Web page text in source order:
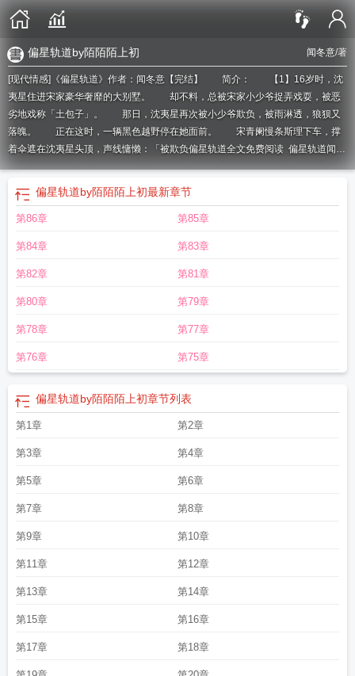
闻冬意/著
偏星轨道by陌陌陌上初
[现代情感]《偏星轨道》作者：闻冬意【完结】 简介： 【1】16岁时，沈
夷星住进宋家豪华奢靡的大别墅。 却不料，总被宋家小少爷捉弄戏耍，被恶
劣地戏称「土包子」。 那日，沈夷星再次被小少爷欺负，被雨淋透，狼狈又
落魄。 正在这时，一辆黑色越野停在她面前。 宋青阑慢条斯理下车，撑
着伞遮在沈夷星头顶，声线慵懒：「被欺负偏星轨道全文免费阅读 偏星轨道闻冬
意最新章节更新行星偏离轨道原因偏离轨道的行星轨道偏心率最大的行星偏
星轨道TXT完本
偏星轨道全文免费阅读无弹窗最新章节
大 偏星轨道闻冬意全文免费阅读最新章节更新时间
费阅读最新章节
偏星轨道君子阿郭
偏离轨道
偏星轨道全文免费阅读无弹窗偏星轨道by陌陌陌上初
意行星轨道偏角 太阳系行星轨道偏心率行星轨道偏心率是什么
道偏心率公式
行星轨道偏移
偏星轨道by陌陌陌上初最新章节
第86章 第85章
第84章 第83章
第82章 第81章
第80章 第79章
第78章 第77章
第76章 第75章
偏星轨道by陌陌陌上初章节列表
第1章 第2章
第3章 第4章
第5章 第6章
第7章 第8章
第9章 第10章
第11章 第12章
第13章 第14章
第15章 第16章
第17章 第18章